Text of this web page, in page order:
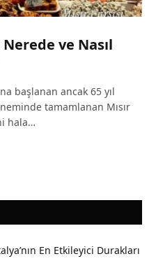
Nerede ve Nasıl
başlanan ancak 65 yıl
tamamlanan Mısır
hala…
En Etkileyici Durakları